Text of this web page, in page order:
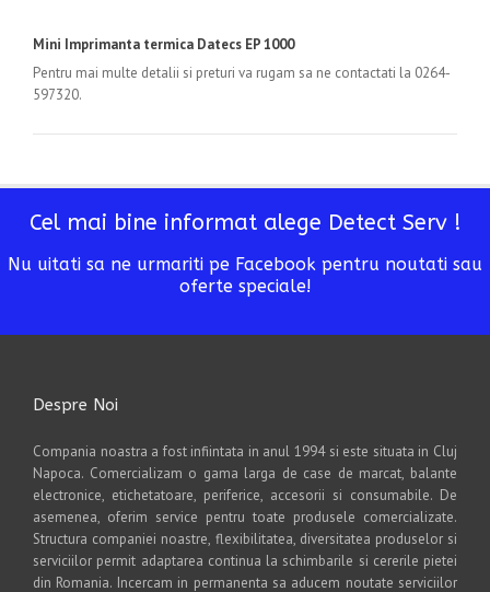
Mini Imprimanta termica Datecs EP 1000
Pentru mai multe detalii si preturi va rugam sa ne contactati la 0264-
597320.
Cel mai bine informat alege Detect Serv !
Nu uitati sa ne urmariti pe Facebook pentru noutati sau
oferte speciale!
Despre Noi
Compania noastra a fost infiintata in anul 1994 si este situata in Cluj
Napoca. Comercializam o gama larga de case de marcat, balante
electronice, etichetatoare, periferice, accesorii si consumabile. De
asemenea, oferim service pentru toate produsele comercializate.
Structura companiei noastre, flexibilitatea, diversitatea produselor si
serviciilor permit adaptarea continua la schimbarile si cererile pietei
din Romania. Incercam in permanenta sa aducem noutate serviciilor